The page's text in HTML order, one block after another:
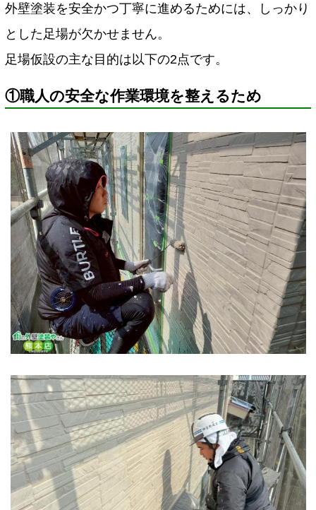
外壁塗装を安全かつ丁寧に進めるためには、しっかり
とした足場が欠かせません。
足場仮設の主な目的は以下の2点です。
①職人の安全な作業環境を整えるため